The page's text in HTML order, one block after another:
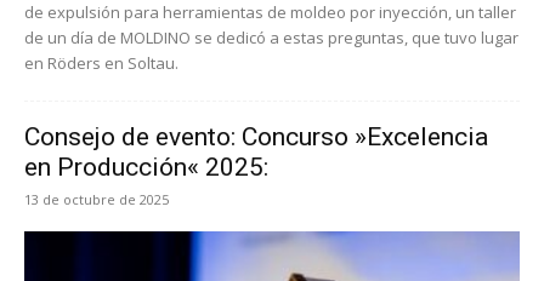
de expulsión para herramientas de moldeo por inyección, un taller
de un día de MOLDINO se dedicó a estas preguntas, que tuvo lugar
en Röders en Soltau.
Consejo de evento: Concurso »Excelencia
en Producción« 2025:
13 de octubre de 2025